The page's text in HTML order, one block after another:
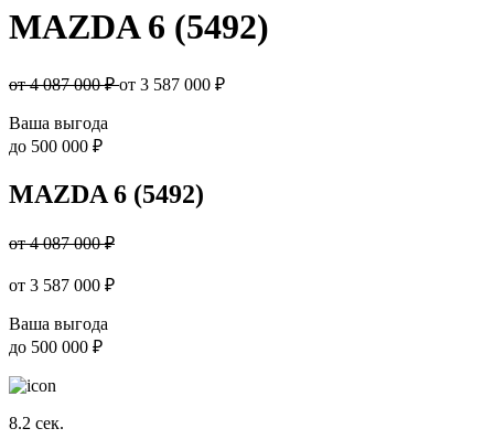
MAZDA 6 (5492)
от 4 087 000 ₽от 3 587 000 ₽
Ваша выгода
до 500 000 ₽
MAZDA 6 (5492)
от 4 087 000 ₽
от 3 587 000 ₽
Ваша выгода
до 500 000 ₽
8.2 сек.